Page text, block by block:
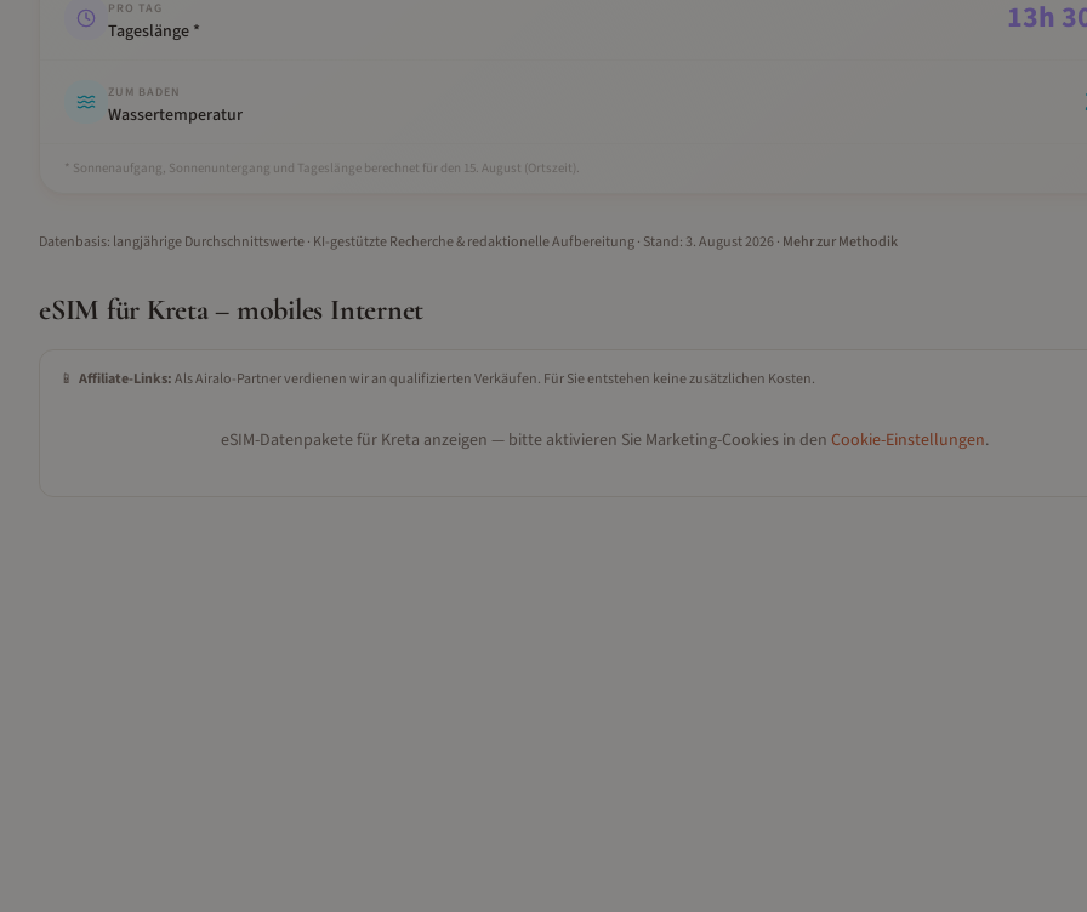
PRO TAG
Tageslänge * 13h
ZUM BADEN
Wassertemperatur
* Sonnenaufgang, Sonnenuntergang und Tageslänge berechnet für den 15. August (Ortszeit).
Datenbasis: langjährige Durchschnittswerte · KI-gestützte Recherche & redaktionelle Aufbereitung· Stand: 3. August 2026· Mehr zur Methodik
eSIM für Kreta– mobiles Internet
📱 Affiliate-Links:Als Airalo-Partner verdienen wir an qualifizierten Verkäufen. Für Sie entstehen keine zusätzlichen Kosten.
eSIM-Datenpakete für Kreta anzeigen — bitte aktivieren Sie Marketing-Cookies in den Cookie-Einstellungen.